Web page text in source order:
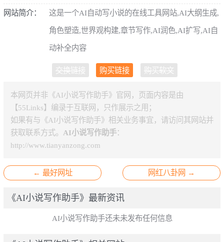
网站简介： 这是一个AI自动写小说的在线工具网站,AI大纲生成,
角色塑造,世界观构建,章节写作,AI润色,AI扩写,AI自
动补全内容
交换链接 购买链接 购买软文
本网页并非《AI小说写作助手》官网，页面内容是由
【55Links】编录于互联网，只作展示之用；
如果有与《AI小说写作助手》相关业务事宜，请访问其网站并
获取联系方式。 AI小说写作助手：
http://www.tianyanzong.com
← 最好网址 网红八卦网 →
《AI小说写作助手》最新资讯
AI小说写作助手还未未发布任何信息